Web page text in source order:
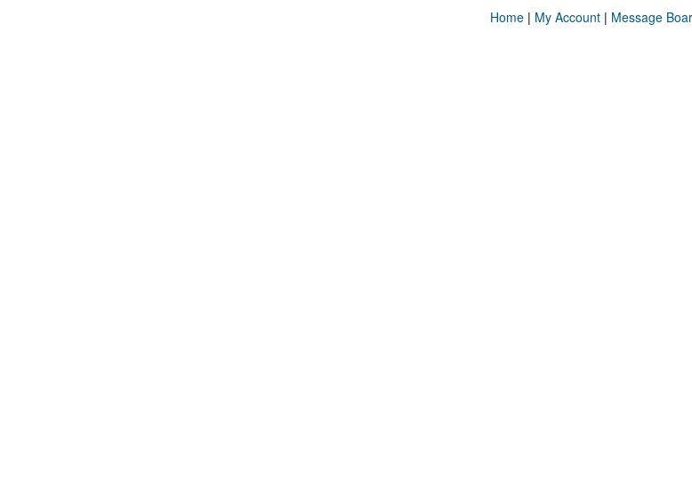
Home| My Account| Message